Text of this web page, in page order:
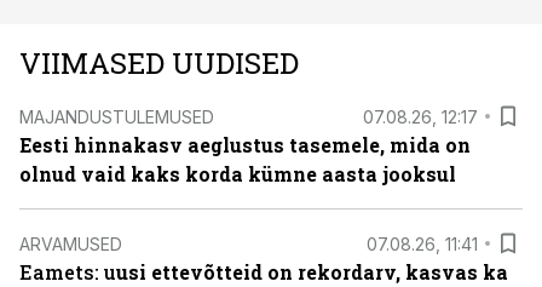
VIIMASED UUDISED
MAJANDUSTULEMUSED 07.08.26, 12:17
Eesti hinnakasv aeglustus tasemele, mida on
olnud vaid kaks korda kümne aasta jooksul
ARVAMUSED 07.08.26, 11:41
Eamets: uusi ettevõtteid on rekordarv, kasvas ka